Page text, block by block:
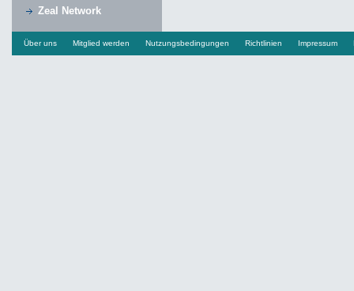
Zeal Network
Über uns Mitglied werden Nutzungsbedingungen Richtlinien Impressum